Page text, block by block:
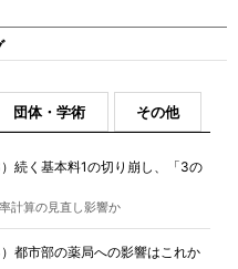
団体・学術 その他
続く基本料1の切り崩し、「3の
計算の見直し影響か
都市部の薬局への影響はこれか